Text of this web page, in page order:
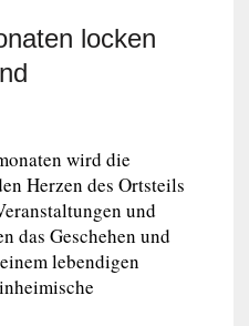
locken
wird die
Herzen des Ortsteils
und
das Geschehen und
lebendigen